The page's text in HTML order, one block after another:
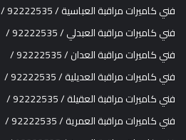
فني كاميرات مراقبة العباسية / 92222535 /
فني كاميرات مراقبة العبدلي / 92222535 /
فني كاميرات مراقبة العدان / 92222535 /
فني كاميرات مراقبة العديلية / 92222535 /
فني كاميرات مراقبة العقيلة / 92222535 /
فني كاميرات مراقبة العمرية / 92222535 /